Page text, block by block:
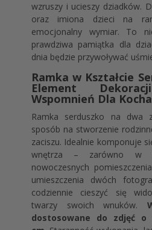
wzruszy i ucieszy dziadków.
oraz imiona dzieci na
emocjonalny wymiar. To
prawdziwa pamiątka dla
dnia będzie przywoływać
Ramka w Kształcie
Element
Wspomnień Dla
Ramka serduszko na dwa
sposób na stworzenie
zaciszu. Idealnie komponuje
wnętrza – zarówno w
nowoczesnych
umieszczenia dwóch
codziennie cieszyć się
twarzy swoich wnuków.
dostosowane do zdjęć